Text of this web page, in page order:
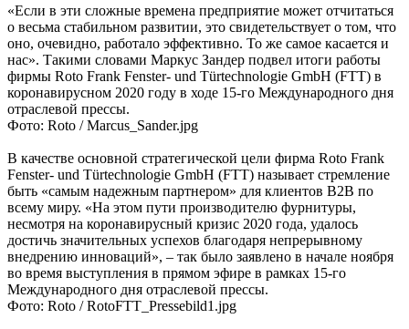
«Если в эти сложные времена предприятие может отчитаться
о весьма стабильном развитии, это свидетельствует о том, что
оно, очевидно, работало эффективно. То же самое касается и
нас». Такими словами Маркус Зандер подвел итоги работы
фирмы Roto Frank Fenster- und Türtechnologie GmbH (FTT) в
коронавирусном 2020 году в ходе 15-го Международного дня
отраслевой прессы.
Фото: Roto / Marcus_Sander.jpg
В качестве основной стратегической цели фирма Roto Frank
Fenster- und Türtechnologie GmbH (FTT) называет стремление
быть «самым надежным партнером» для клиентов B2B по
всему миру. «На этом пути производителю фурнитуры,
несмотря на коронавирусный кризис 2020 года, удалось
достичь значительных успехов благодаря непрерывному
внедрению инноваций», – так было заявлено в начале ноября
во время выступления в прямом эфире в рамках 15-го
Международного дня отраслевой прессы.
Фото: Roto / RotoFTT_Pressebild1.jpg